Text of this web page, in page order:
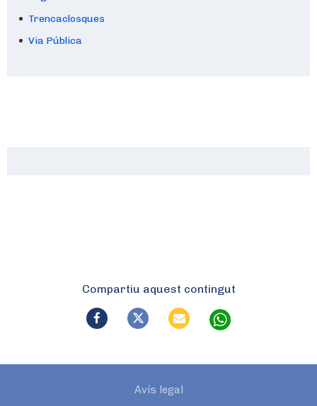
Trencaclosques
Via Pública
Compartiu aquest contingut
Avís legal